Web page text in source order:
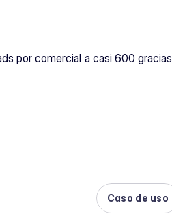
por comercial a casi 600 gracias
Caso de uso